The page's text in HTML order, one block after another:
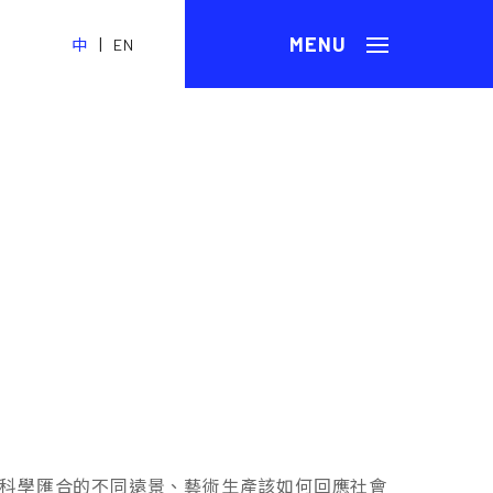
中 | EN
學匯合的不同遠景、藝術生產該如何回應社會